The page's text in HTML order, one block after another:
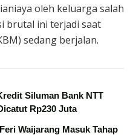
oleh keluarga salah
brutal ini terjadi saat
sedang berjalan.
Siluman Bank NTT
Rp230 Juta
Waijarang Masuk Tahap